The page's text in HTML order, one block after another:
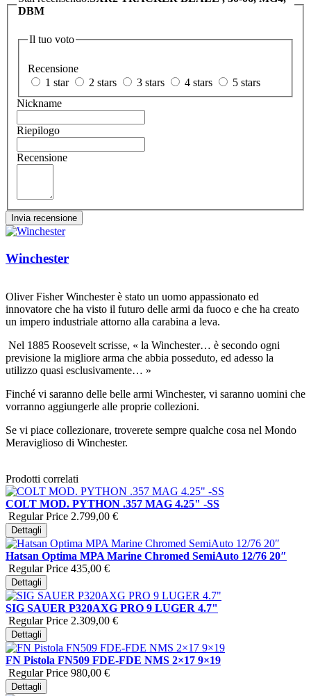
DBM
Il tuo voto
Recensione
1 star
2 stars 3 stars 4 stars
5 stars
Nickname
Riepilogo
Recensione
Invia recensione
Winchester
Oliver Fisher Winchester è stato un uomo appassionato ed
innovatore che ha visto il futuro delle armi da fuoco e che ha creato
un impero industriale attorno alla carabina a leva.
Nel 1885 Roosevelt scrisse, « la Winchester… è secondo ogni
previsione la migliore arma che abbia posseduto, ed adesso la
utilizzo quasi esclusivamente… »
Finché vi saranno delle belle armi Winchester, vi saranno uomini che
vorranno aggiungerle alle proprie collezioni.
Se vi piace collezionare, troverete sempre qualche cosa nel Mondo
Meraviglioso di Winchester.
Prodotti correlati
COLT MOD. PYTHON .357 MAG 4.25" -SS
Regular Price 2.799,00 €
Dettagli
Hatsan Optima MPA Marine Chromed SemiAuto 12/76 20″
Regular Price 435,00 €
Dettagli
SIG SAUER P320AXG PRO 9 LUGER 4.7"
Regular Price 2.309,00 €
Dettagli
FN Pistola FN509 FDE-FDE NMS 2×17 9×19
Regular Price 980,00 €
Dettagli